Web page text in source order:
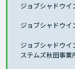
ジョブシャドウイ
ジョブシャドウイ
ジョブシャドウイ
ステムズ秋田事業